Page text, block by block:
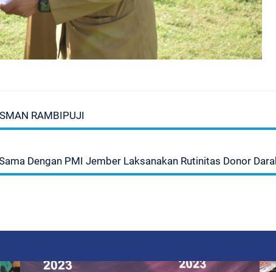
RAMBIPUJI
Dengan PMI Jember Laksanakan Rutinitas Donor